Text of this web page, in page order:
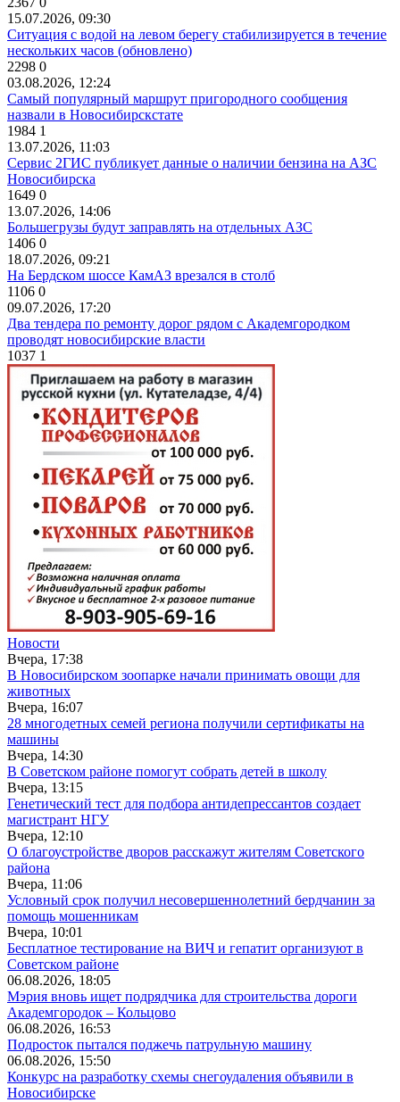
15.07.2026, 09:30
Ситуация с водой на левом берегу стабилизируется в течение
нескольких часов (обновлено)
2298 0
03.08.2026, 12:24
Самый популярный маршрут пригородного сообщения
назвали в Новосибирскстате
1984 1
13.07.2026, 11:03
Сервис 2ГИС публикует данные о наличии бензина на АЗС
Новосибирска
1649 0
13.07.2026, 14:06
Большегрузы будут заправлять на отдельных АЗС
1406 0
18.07.2026, 09:21
На Бердском шоссе КамАЗ врезался в столб
1106 0
09.07.2026, 17:20
Два тендера по ремонту дорог рядом с Академгородком
проводят новосибирские власти
1037 1
Новости
Вчера, 17:38
В Новосибирском зоопарке начали принимать овощи для
животных
Вчера, 16:07
28 многодетных семей региона получили сертификаты на
машины
Вчера, 14:30
В Советском районе помогут собрать детей в школу
Вчера, 13:15
Генетический тест для подбора антидепрессантов создает
магистрант НГУ
Вчера, 12:10
О благоустройстве дворов расскажут жителям Советского
района
Вчера, 11:06
Условный срок получил несовершеннолетний бердчанин за
помощь мошенникам
Вчера, 10:01
Бесплатное тестирование на ВИЧ и гепатит организуют в
Советском районе
06.08.2026, 18:05
Мэрия вновь ищет подрядчика для строительства дороги
Академгородок – Кольцово
06.08.2026, 16:53
Подросток пытался поджечь патрульную машину
06.08.2026, 15:50
Конкурс на разработку схемы снегоудаления объявили в
Новосибирске